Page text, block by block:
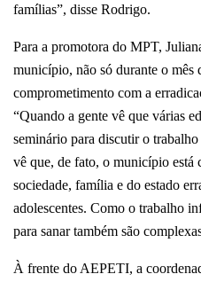
famílias”, disse Rodrigo.
Para a promotora do MPT,
município, não só durante o mês
comprometimento com a
“Quando a gente vê que várias
seminário para discutir o
vê que, de fato, o município está
sociedade, família e do estado
adolescentes. Como o trabalho
para sanar também são
À frente do AEPETI, a